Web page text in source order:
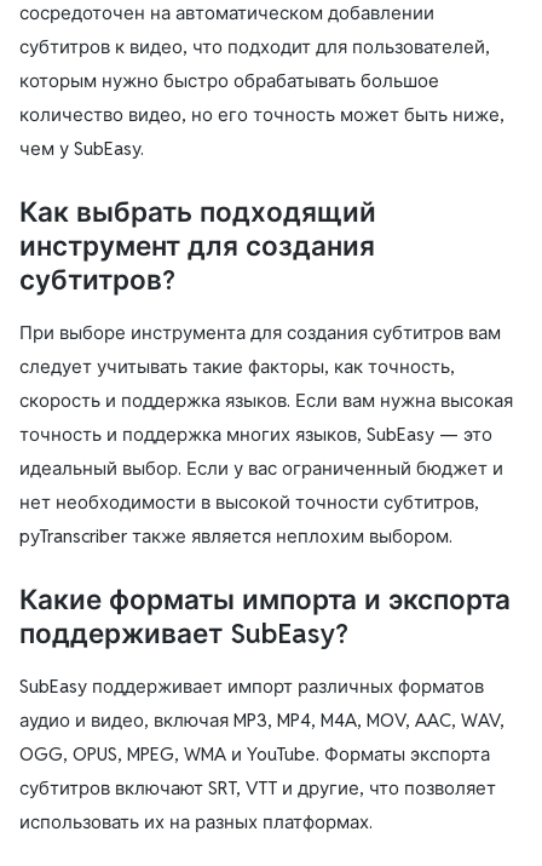
сосредоточен на автоматическом добавлении
субтитров к видео, что подходит для пользователей,
которым нужно быстро обрабатывать большое
количество видео, но его точность может быть ниже,
чем у SubEasy.
Как выбрать подходящий
инструмент для создания
субтитров?
При выборе инструмента для создания субтитров вам
следует учитывать такие факторы, как точность,
скорость и поддержка языков. Если вам нужна высокая
точность и поддержка многих языков, SubEasy — это
идеальный выбор. Если у вас ограниченный бюджет и
нет необходимости в высокой точности субтитров,
pyTranscriber также является неплохим выбором.
Какие форматы импорта и экспорта
поддерживает SubEasy?
SubEasy поддерживает импорт различных форматов
аудио и видео, включая MP3, MP4, M4A, MOV, AAC, WAV,
OGG, OPUS, MPEG, WMA и YouTube. Форматы экспорта
субтитров включают SRT, VTT и другие, что позволяет
использовать их на разных платформах.